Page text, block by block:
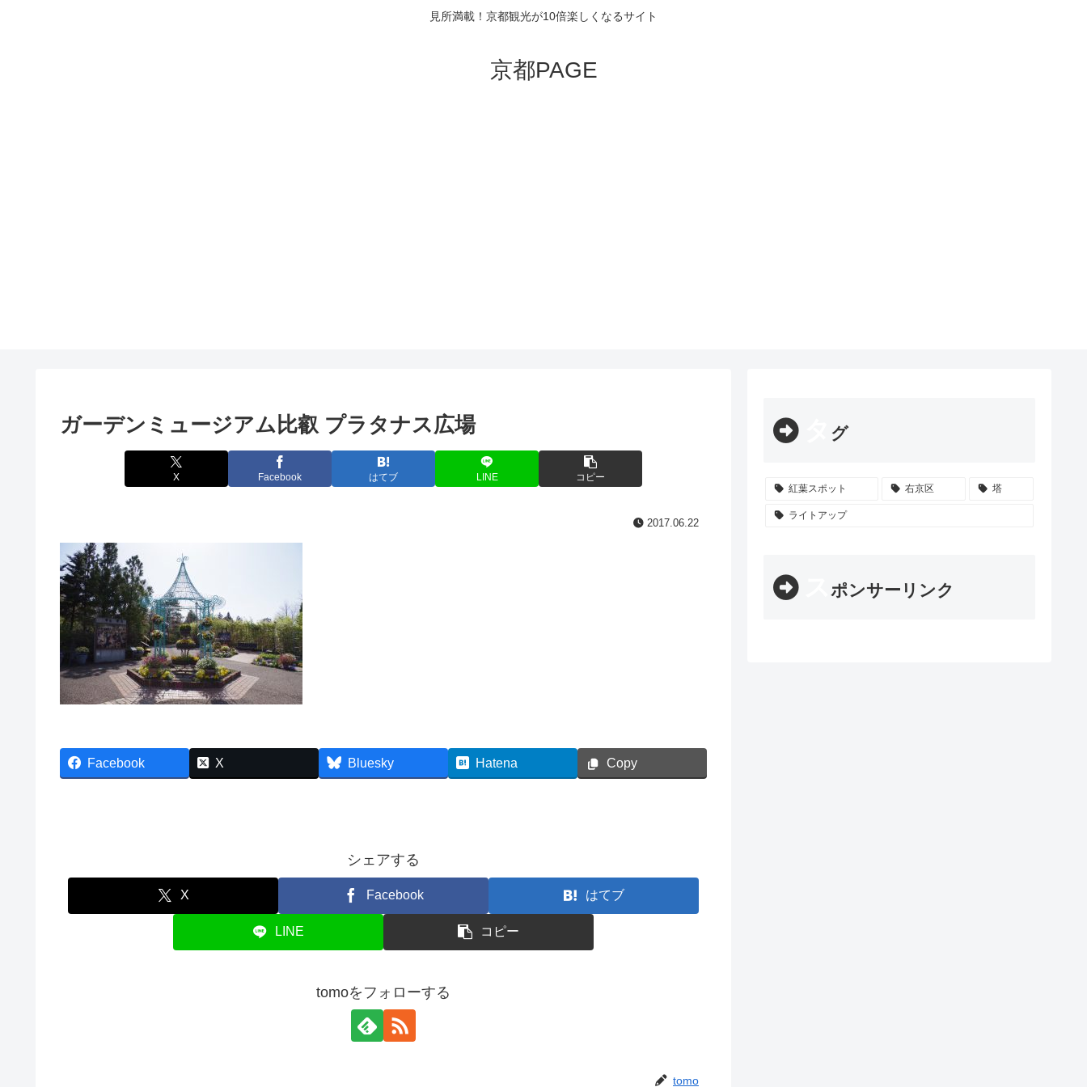
見所満載！京都観光が10倍楽しくなるサイト
京都PAGE
ガーデンミュージアム比叡 プラタナス広場
X Facebook はてブ LINE コピー
2017.06.22
Facebook X Bluesky Hatena Copy
シェアする
X Facebook はてブ
LINE コピー
tomoをフォローする
tomo
グ
紅葉スポット 右京区 塔
ライトアップ
ポンサーリンク